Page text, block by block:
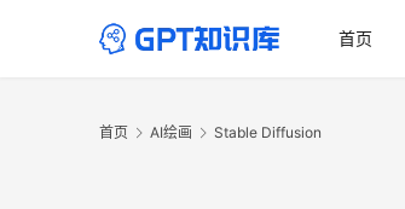
首页
首页 AI绘画 Stable Diffusion